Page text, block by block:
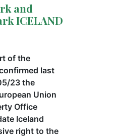
and
ICELAND
of the
last
23 the
Union
Office
Iceland
right to the